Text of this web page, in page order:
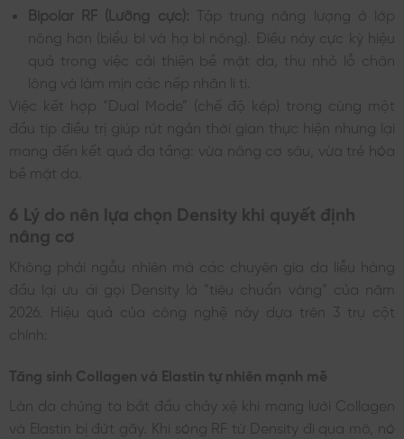
Bipolar RF (Lưỡng cực): Tập trung năng lượng ở lớp
nông hơn (biểu bì và hạ bì nông). Điều này cực kỳ hiệu
quả trong việc cải thiện bề mặt da, thu nhỏ lỗ chân
lông và làm mịn các nếp nhăn li ti.
Việc kết hợp “Dual Mode” (chế độ kép) trong cùng một
đầu tip điều trị giúp rút ngắn thời gian thực hiện nhưng lại
mang đến kết quả đa tầng: vừa nâng cơ sâu, vừa trẻ hóa
bề mặt da.
6 Lý do nên lựa chọn Density khi quyết định
nâng cơ
Không phải ngẫu nhiên mà các chuyên gia da liễu hàng
đầu lại ưu ái gọi Density là “tiêu chuẩn vàng” của năm
2026. Hiệu quả của công nghệ này dựa trên 3 trụ cột
chính:
Tăng sinh Collagen và Elastin tự nhiên mạnh mẽ
Làn da chúng ta bắt đầu chảy xệ khi mạng lưới Collagen
và Elastin bị đứt gãy. Khi sóng RF từ Density đi qua mô, nó